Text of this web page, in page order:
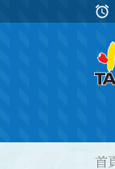
:::
alarm
首